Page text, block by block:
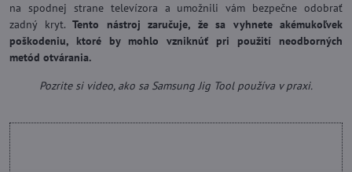
na spodnej strane televízora a umožnili vám bezpečne odobrať
zadný kryt. Tento nástroj zaručuje, že sa vyhnete akémukoľvek
poškodeniu, ktoré by mohlo vzniknúť pri použití neodborných
metód otvárania.
Pozrite si video, ako sa Samsung Jig Tool používa v praxi.